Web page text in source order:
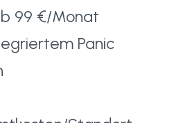
99 €/Monat
Panic